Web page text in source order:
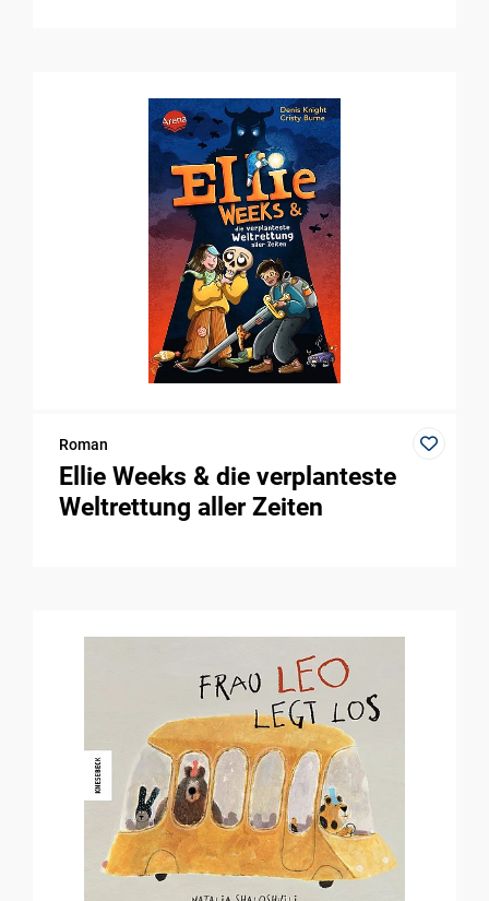
Roman
Ellie Weeks & die verplanteste
Weltrettung aller Zeiten